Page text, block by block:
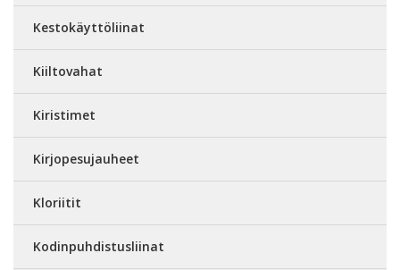
Kestokäyttöliinat
Kiiltovahat
Kiristimet
Kirjopesujauheet
Kloriitit
Kodinpuhdistusliinat